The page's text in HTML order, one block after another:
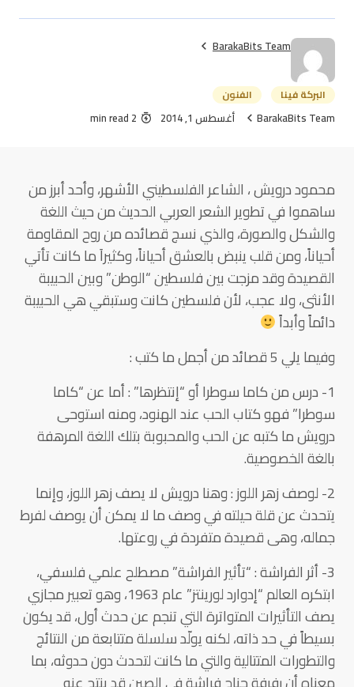
BarakaBits Team
البركة فينا الفنون
BarakaBits Team أغسطس 1, 2014 2 min read
محمود درويش ، الشاعر الفلسطيني الأشهر، وأحد أبرز من
ساهموا في تطوير الشعر العربي الحديث من حيث اللغة
والشكل والصورة، والذي نسج قصائده من روح المقاومة
أحياناً، ومن قلب ينبض بالعشق أحياناً، وكثيراَ ما كانت تأتي
القصيدة وقد مزجت بين فلسطين “الوطن” وبين الحبيبة
الأنثى، ولا عجب، لأن فلسطين كانت وستبقي هي الحبيبة
دائماً وأبداً
وفيما يلي 5 قصائد من أجمل ما كتب :
1- درس من كاما سوطرا أو “إنتظرها” : أما عن “كاما
سوطرا” فهو كتاب الحب عند الهنود، ومنه استوحى
درويش ما كتبه عن الحب والمحبوبة بتلك اللغة المرهفة
بالغة الخصوصية.
2- لوصف زهر اللوز : وهنا درويش لا يصف زهر اللوز، وإنما
يتحدث عن قلة حيلته في وصف ما لا يمكن أن يوصف لفرط
جماله، وهى قصيدة متفردة في روعتها.
3- أثر الفراشة : “تأثير الفراشة” مصطلح علمي فلسفي،
ابتكره العالم “إدوارد لورينتز” عام 1963، وهو تعبير مجازي
يصف التأثيرات المتواترة التي تنجم عن حدث أول، قد يكون
بسيطاً في حد ذاته، لكنه يولّد سلسلة متتابعة من النتائج
والتطورات المتتالية والتي ما كانت لتحدث دون حدوثه، بما